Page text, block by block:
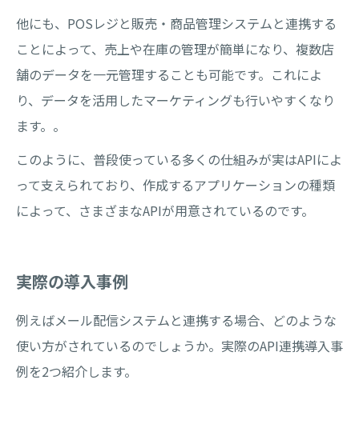
他にも、POSレジと販売・商品管理システムと連携する
ことによって、売上や在庫の管理が簡単になり、複数店
舗のデータを一元管理することも可能です。これによ
り、データを活用したマーケティングも行いやすくなり
ます。。
このように、普段使っている多くの仕組みが実はAPIによ
って支えられており、作成するアプリケーションの種類
によって、さまざまなAPIが用意されているのです。
実際の導入事例
例えばメール配信システムと連携する場合、どのような
使い方がされているのでしょうか。実際のAPI連携導入事
例を2つ紹介します。